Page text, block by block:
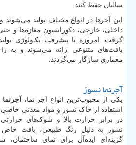
سالیان حفظ کنند.
این آجرها در انواع مختلف تولید می‌شوند
داخلی، خارجی، دکوراسیون مغازه‌ها و حتی
گرفت. امروزه با پیشرفت تکنولوژی
بافت‌های متنوعی ارائه می‌شوند و به
معماری سازگار می‌گردند.
آجرنما نسوز
یکی از محبوب‌ترین انواع آجر نما،
استفاده از خاک نسوز و مواد معدنی خاصی
در برابر حرارت بالا و شوک‌های
نسوز به دلیل رنگ طبیعی، بافت خاص
گزینه‌ای ایده‌آل برای نمای ساختمان،